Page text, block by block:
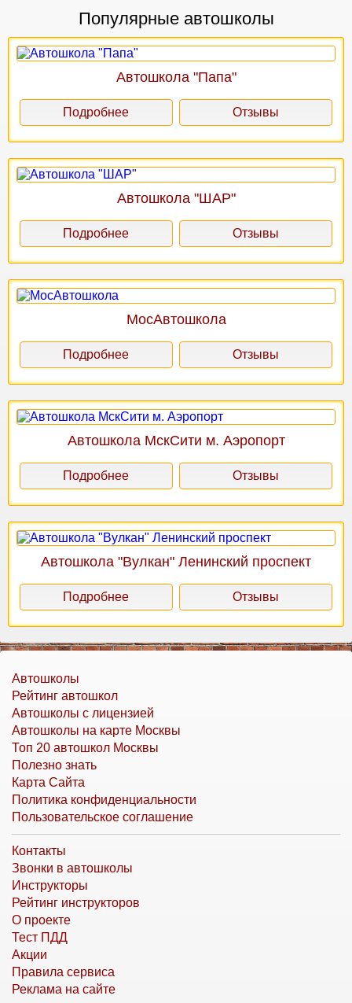
Популярные автошколы
Автошкола "Папа"
Подробнее Отзывы
Автошкола "ШАР"
Подробнее Отзывы
МосАвтошкола
Подробнее Отзывы
Автошкола МскСити м. Аэропорт
Подробнее Отзывы
Автошкола "Вулкан" Ленинский проспект
Подробнее Отзывы
Автошколы
Рейтинг автошкол
Автошколы с лицензией
Автошколы на карте Москвы
Топ 20 автошкол Москвы
Полезно знать
Карта Сайта
Политика конфиденциальности
Пользовательское соглашение
Контакты
Звонки в автошколы
Инструкторы
Рейтинг инструкторов
О проекте
Тест ПДД
Акции
Правила сервиса
Реклама на сайте